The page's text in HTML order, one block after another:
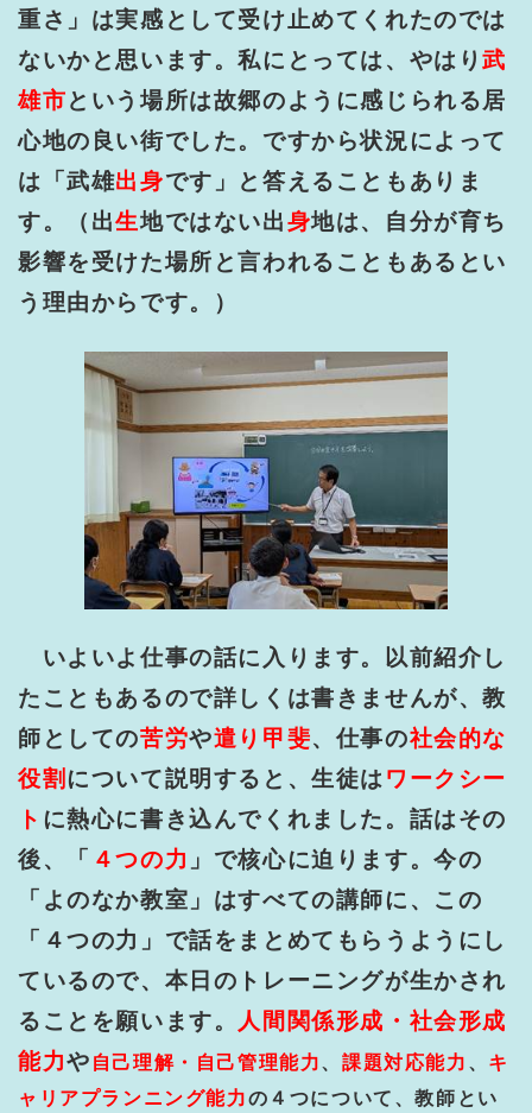
重さ」は実感として受け止めてくれたのでは
ないかと思います。私にとっては、やはり武
雄市という場所は故郷のように感じられる居
心地の良い街でした。ですから状況によって
は「武雄出身です」と答えることもありま
す。（出生地ではない出身地は、自分が育ち
影響を受けた場所と言われることもあるとい
う理由からです。）
いよいよ仕事の話に入ります。以前紹介し
たこともあるので詳しくは書きませんが、教
師としての苦労や遣り甲斐、仕事の社会的な
役割 について説明すると、生徒は ワークシー
ト に熱心に書き込んでくれました。話はその
後、「 ４つの力 」で核心に迫ります。今の
「よのなか教室」はすべての講師に、この
「４つの力」で話をまとめてもらうようにし
ているので、本日のトレーニングが生かされ
ることを願います。
人間関係形成・社会形成
能力や 自己理解・自己管理能力、課題対応能力 、 キ
ャリアプランニング能力の４つについて、教師とい